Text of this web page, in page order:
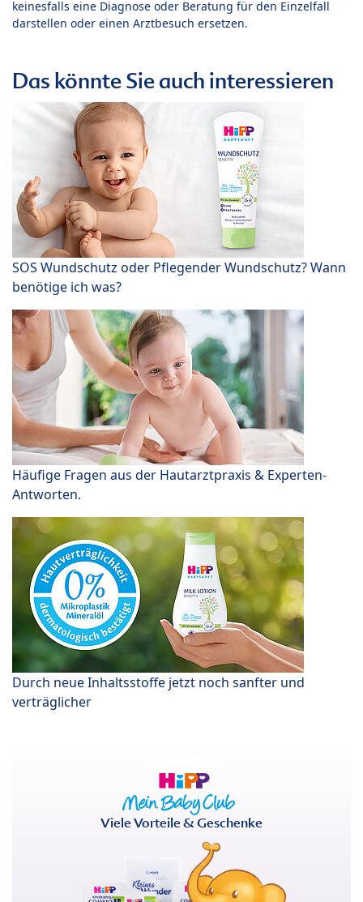
keinesfalls eine Diagnose oder Beratung für den Einzelfall
darstellen oder einen Arztbesuch ersetzen.
Das könnte Sie auch interessieren
SOS Wundschutz oder Pflegender Wundschutz? Wann
benötige ich was?
Häufige Fragen aus der Hautarztpraxis & Experten-
Antworten.
Durch neue Inhaltsstoffe jetzt noch sanfter und
verträglicher
Viele Vorteile & Geschenke